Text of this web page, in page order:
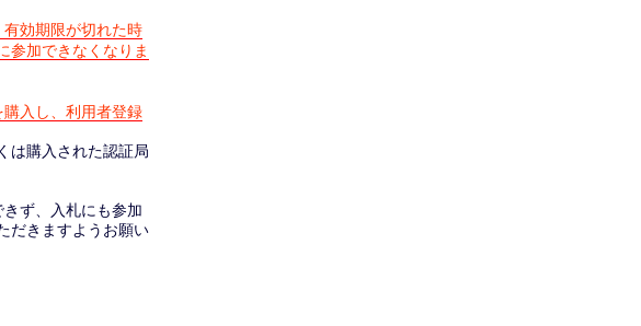
効期限が切れた時
参加できなくなりま
入し、利用者登録
は購入された認証局
ず、入札にも参加
だきますようお願い